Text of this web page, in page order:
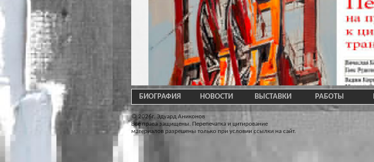
БИОГРАФИЯ НОВОСТИ ВЫСТАВКИ РАБОТЫ
© 2026г. Эдуард Аниконов
Все права защищены. Перепечатка и цитирование
материалов разрешены только при условии ссылки на сайт.